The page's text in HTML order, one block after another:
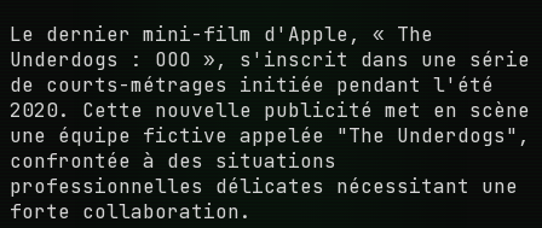
Le dernier mini-film d'Apple, « The
Underdogs : OOO », s'inscrit dans une série
de courts-métrages initiée pendant l'été
2020. Cette nouvelle publicité met en scène
une équipe fictive appelée "The Underdogs",
confrontée à des situations
professionnelles délicates nécessitant une
forte collaboration.